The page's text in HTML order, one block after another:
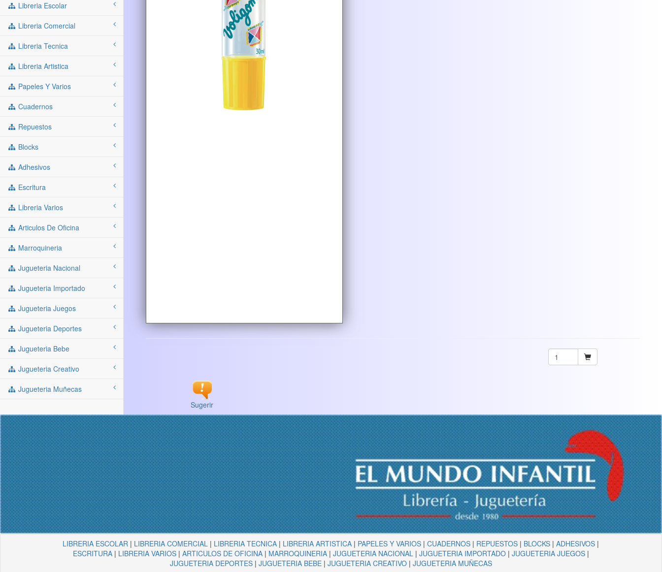
Libreria Escolar
Libreria Comercial
Libreria Tecnica
Libreria Artistica
Papeles Y Varios
Cuadernos
Repuestos
Blocks
Adhesivos
Escritura
Libreria Varios
Articulos De Oficina
Marroquineria
Jugueteria Nacional
Jugueteria Importado
Jugueteria Juegos
Jugueteria Deportes
Jugueteria Bebe
Jugueteria Creativo
Jugueteria Muñecas
Sugerir
LIBRERIA ESCOLAR | LIBRERIA COMERCIAL | LIBRERIA TECNICA | LIBRERIA ARTISTICA | PAPELES Y VARIOS |CUADERNOS | REPUESTOS | BLOCKS |ADHESIVOS |
ESCRITURA| LIBRERIA VARIOS| ARTICULOS DE OFICINA| MARROQUINERIA| JUGUETERIA NACIONAL | JUGUETERIA IMPORTADO| JUGUETERIA JUEGOS|
JUGUETERIA DEPORTES| JUGUETERIA BEBE| JUGUETERIA CREATIVO| JUGUETERIA MUÑECAS